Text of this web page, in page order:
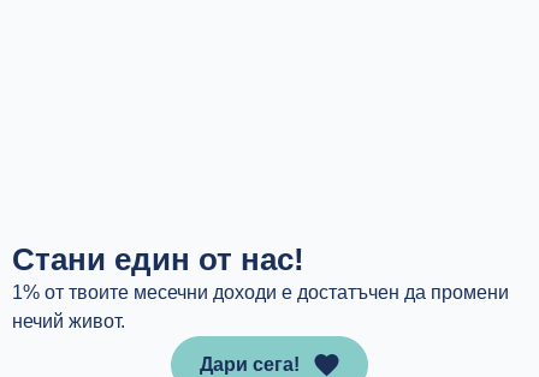
Стани един от нас!
1% от твоите месечни доходи е достатъчен да промени
нечий живот.
Дари сега!